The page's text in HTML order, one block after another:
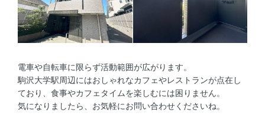
電車や自転車に限らず活動範囲が広がります。
駒沢大学駅周辺にはおしゃれなカフェやレストランが点在し
ており、食事やカフェタイムを楽しむには困りません。
気になりましたら、お気軽にお問い合わせくださいね。